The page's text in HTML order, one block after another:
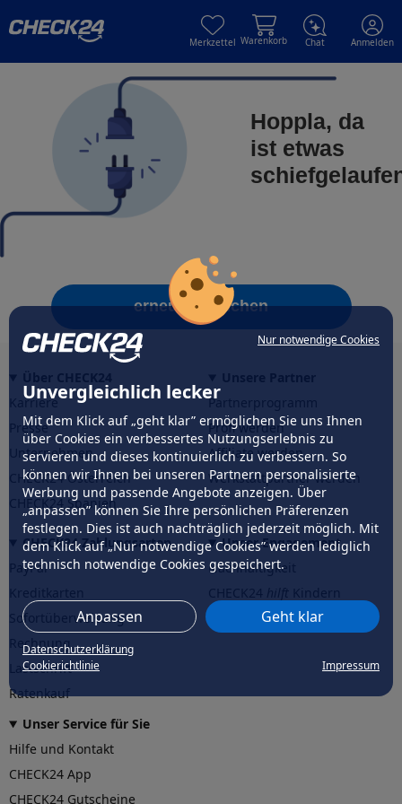
Nur notwendige Cookies
Unvergleichlich lecker
Mit dem Klick auf „geht klar” ermöglichen Sie uns Ihnen
über Cookies ein verbessertes Nutzungserlebnis zu
servieren und dieses kontinuierlich zu verbessern. So
können wir Ihnen bei unseren Partnern personalisierte
Werbung und passende Angebote anzeigen. Über
„anpassen” können Sie Ihre persönlichen Präferenzen
festlegen. Dies ist auch nachträglich jederzeit möglich. Mit
dem Klick auf „Nur notwendige Cookies” werden lediglich
technisch notwendige Cookies gespeichert.
Anpassen Geht klar
Datenschutzerklärung
Cookierichtlinie
Impressum
Merkzettel Warenkorb Chat Anmelden
Hoppla, da
ist etwas
erneut versuchen
Karriere
Presse
Unternehmen
CHECK24 Österreich
CHECK24 Spanien
Partnerprogramm
Profi werden
Affiliate werden
Werkstattpartner werden
CHECK24 Zahlungsarten
PayPal
Sofortüberweisung
Rechnung
Lastschrift
Ratenkauf
Unser Engagement
Nachhaltigkeit
CHECK24hilftder Natur
Unser Service für Sie
Hilfe und Kontakt
CHECK24 App
CHECK24 Gutscheine